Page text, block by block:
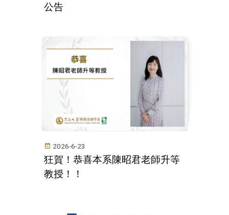
公告
2026-6-23
狂賀！恭喜本系陳昭君老師升等
教授！！